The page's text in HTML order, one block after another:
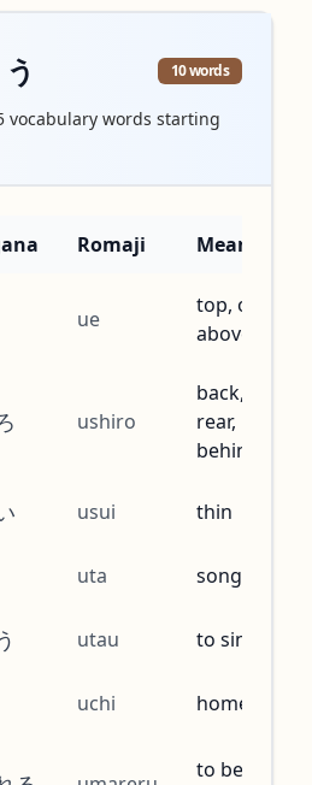
う 10words
vocabulary words starting
Romaji Meaning
ue
top, on,
above
ushiro
back,
rear,
behind
usui thin
uta song
utau to sing
uchi home
to be